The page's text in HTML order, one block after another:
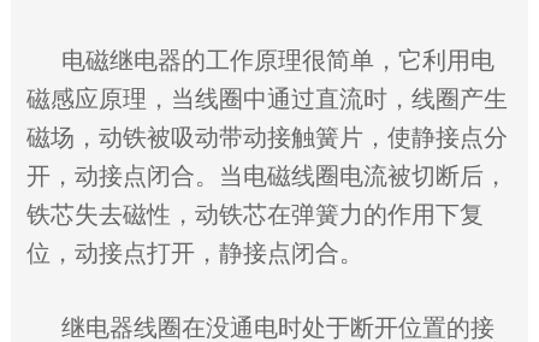
电磁继电器的工作原理很简单，它利用电
磁感应原理，当线圈中通过直流时，线圈产生
磁场，动铁被吸动带动接触簧片，使静接点分
开，动接点闭合。当电磁线圈电流被切断后，
铁芯失去磁性，动铁芯在弹簧力的作用下复
位，动接点打开，静接点闭合。
继电器线圈在没通电时处于断开位置的接